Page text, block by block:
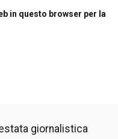
in questo browser per la
giornalistica